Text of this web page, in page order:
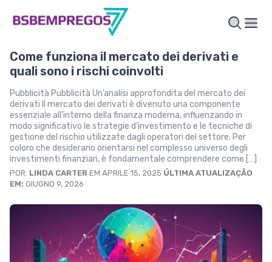
Come funziona il mercato dei derivati e
quali sono i rischi coinvolti
Pubblicità Pubblicità Un’analisi approfondita del mercato dei
derivati Il mercato dei derivati è divenuto una componente
essenziale all’interno della finanza moderna, influenzando in
modo significativo le strategie d’investimento e le tecniche di
gestione del rischio utilizzate dagli operatori del settore. Per
coloro che desiderano orientarsi nel complesso universo degli
investimenti finanziari, è fondamentale comprendere come […]
POR: LINDA CARTER EM APRILE 15, 2025 ÚLTIMA ATUALIZAÇÃO
EM: GIUGNO 9, 2026